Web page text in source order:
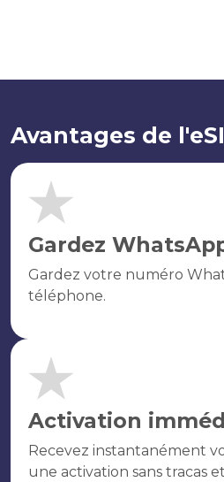
Avantages de
Gardez
Gardez votre numéro
téléphone.
Activation
Recevez instantanément
une activation sans tracas